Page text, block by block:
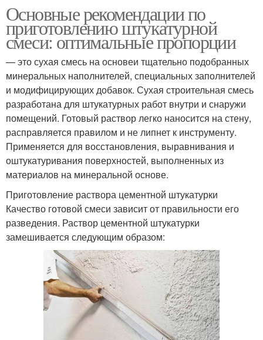
Основные рекомендации по
приготовлению штукатурной
смеси: оптимальные пропорции
— это сухая смесь на основеи тщательно подобранных
минеральных наполнителей, специальных заполнителей
и модифицирующих добавок. Сухая строительная смесь
разработана для штукатурных работ внутри и снаружи
помещений. Готовый раствор легко наносится на стену,
расправляется правилом и не липнет к инструменту.
Применяется для восстановления, выравнивания и
оштукатуривания поверхностей, выполненных из
материалов на минеральной основе.
Приготовление раствора цементной штукатурки
Качество готовой смеси зависит от правильности его
разведения. Раствор цементной штукатурки
замешивается следующим образом: